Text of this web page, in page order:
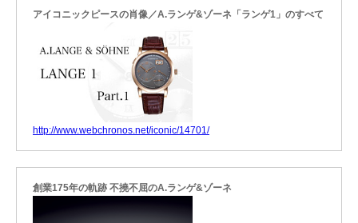
アイコニックピースの肖像／A.ランゲ&ゾーネ「ランゲ1」のすべて
http://www.webchronos.net/iconic/14701/
創業175年の軌跡 不撓不屈のA.ランゲ&ゾーネ